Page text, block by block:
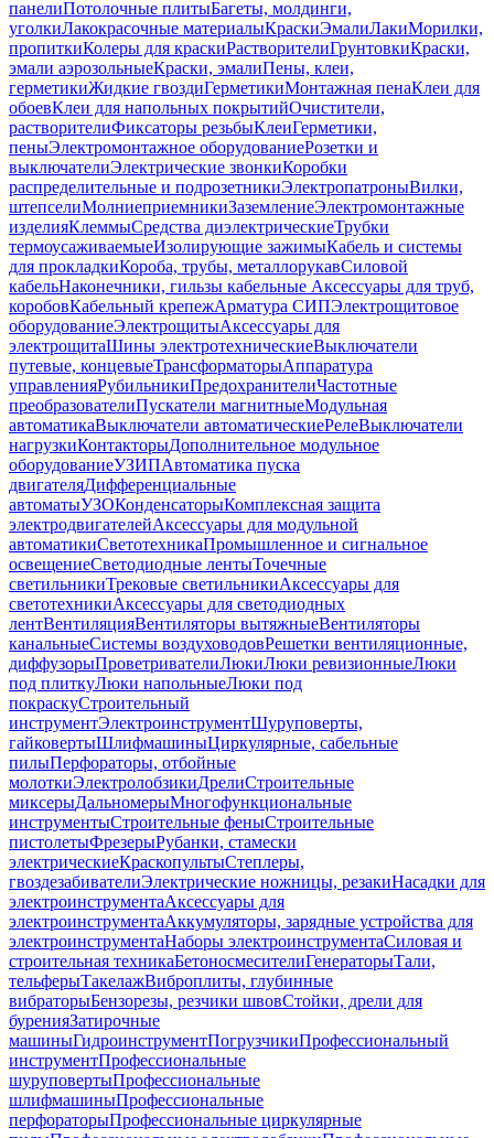
панелиПотолочные плитыБагеты, молдинги,
уголкиЛакокрасочные материалыКраскиЭмалиЛакиМорилки,
пропиткиКолеры для краскиРастворителиГрунтовкиКраски,
эмали аэрозольныеКраски, эмалиПены, клеи,
герметикиЖидкие гвоздиГерметикиМонтажная пенаКлеи для
обоевКлеи для напольных покрытийОчистители,
растворителиФиксаторы резьбыКлеиГерметики,
пеныЭлектромонтажное оборудованиеРозетки и
выключателиЭлектрические звонкиКоробки
распределительные и подрозетникиЭлектропатроныВилки,
штепселиМолниеприемникиЗаземлениеЭлектромонтажные
изделияКлеммыСредства диэлектрическиеТрубки
термоусаживаемыеИзолирующие зажимыКабель и системы
для прокладкиКороба, трубы, металлорукавСиловой
кабельНаконечники, гильзы кабельные Аксессуары для труб,
коробовКабельный крепежАрматура СИПЭлектрощитовое
оборудованиеЭлектрощитыАксессуары для
электрощитаШины электротехническиеВыключатели
путевые, концевыеТрансформаторыАппаратура
управленияРубильникиПредохранителиЧастотные
преобразователиПускатели магнитныеМодульная
автоматикаВыключатели автоматическиеРелеВыключатели
нагрузкиКонтакторыДополнительное модульное
оборудованиеУЗИПАвтоматика пуска
двигателяДифференциальные
автоматыУЗОКонденсаторыКомплексная защита
электродвигателейАксессуары для модульной
автоматикиСветотехникаПромышленное и сигнальное
освещениеСветодиодные лентыТочечные
светильникиТрековые светильникиАксессуары для
светотехникиАксессуары для светодиодных
лентВентиляцияВентиляторы вытяжныеВентиляторы
канальныеСистемы воздуховодовРешетки вентиляционные,
диффузорыПроветривателиЛюкиЛюки ревизионныеЛюки
под плиткуЛюки напольныеЛюки под
покраскуСтроительный
инструментЭлектроинструментШуруповерты,
гайковертыШлифмашиныЦиркулярные, сабельные
пилыПерфораторы, отбойные
молоткиЭлектролобзикиДрелиСтроительные
миксерыДальномерыМногофункциональные
инструментыСтроительные феныСтроительные
пистолетыФрезерыРубанки, стамески
электрическиеКраскопультыСтеплеры,
гвоздезабивателиЭлектрические ножницы, резакиНасадки для
электроинструментаАксессуары для
электроинструментаАккумуляторы, зарядные устройства для
электроинструментаНаборы электроинструментаСиловая и
строительная техникаБетоносмесителиГенераторыТали,
тельферыТакелажВиброплиты, глубинные
вибраторыБензорезы, резчики швовСтойки, дрели для
буренияЗатирочные
машиныГидроинструментПогрузчикиПрофессиональный
инструментПрофессиональные
шуруповертыПрофессиональные
шлифмашиныПрофессиональные
перфораторыПрофессиональные циркулярные